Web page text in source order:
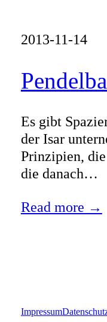
2013-11-14
Es gibt
der Isar
Prinzipien,
die danach…
Read more →
Impressum